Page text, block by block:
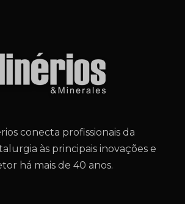
conecta profissionais da
às principais inovações e
há mais de 40 anos.